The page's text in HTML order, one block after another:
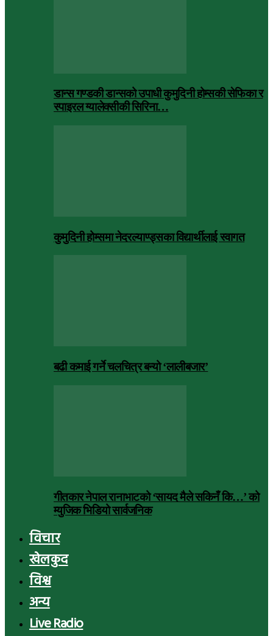
डान्स गण्डकी डान्सको उपाधी कुमुदिनी होम्सकी सेफिका र
स्पाइरल ग्यालेक्सीकी सिरिना…
कुमुदिनी होम्समा नेदरल्याण्ड्सका विद्यार्थीलाई स्वागत
बढी कमाई गर्ने चलचित्र बन्यो ‘लालीबजार’
गीतकार नेपाल रानाभाटको ‘सायद मैले सकिनँ कि…’ को
म्युजिक भिडियो सार्वजनिक
विचार
खेलकुद
विश्व
अन्य
Live Radio